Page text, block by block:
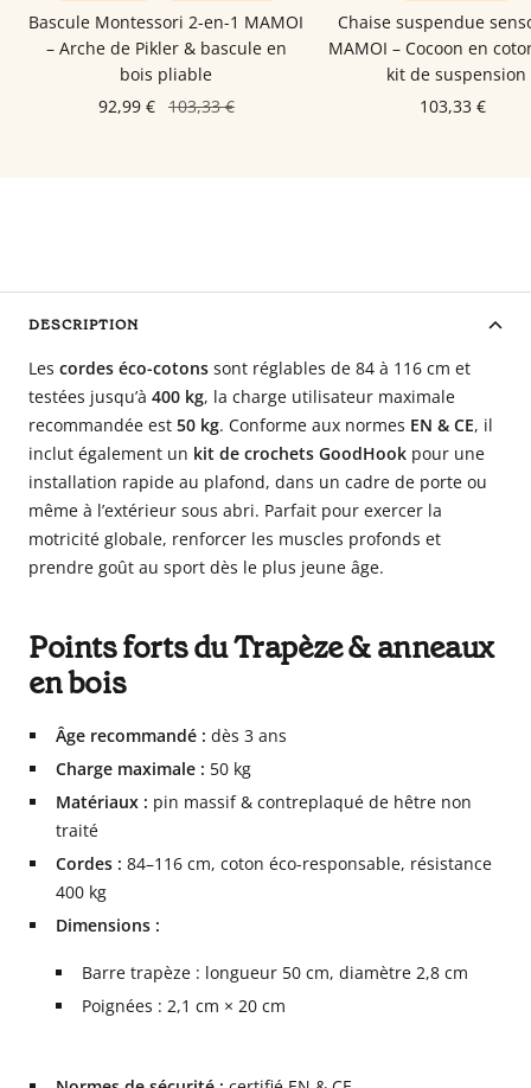
Bascule Montessori 2-en-1 MAMOI
– Arche de Pikler & bascule en
bois pliable
92,99 € 103,33 €
Chaise suspendue
MAMOI – Cocoon en
kit de suspension
103,33 €
DESCRIPTION
Les cordes éco-cotons sont réglables de 84 à 116 cm et
testées jusqu’à 400 kg, la charge utilisateur maximale
recommandée est 50 kg. Conforme aux normes EN & CE, il
inclut également un kit de crochets GoodHook pour une
installation rapide au plafond, dans un cadre de porte ou
même à l’extérieur sous abri. Parfait pour exercer la
motricité globale, renforcer les muscles profonds et
prendre goût au sport dès le plus jeune âge.
Points forts du Trapèze & anneaux
en bois
Âge recommandé : dès 3 ans
Charge maximale : 50 kg
Matériaux : pin massif & contreplaqué de hêtre non
traité
Cordes : 84–116 cm, coton éco-responsable, résistance
400 kg
Dimensions :
Barre trapèze : longueur 50 cm, diamètre 2,8 cm
Poignées : 2,1 cm × 20 cm